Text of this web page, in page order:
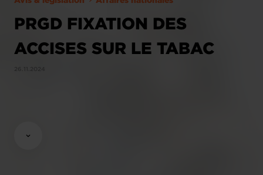
PRGD FIXATION DES
ACCISES SUR LE TABAC